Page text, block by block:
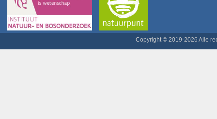
Copyright © 2019-2026 Alle